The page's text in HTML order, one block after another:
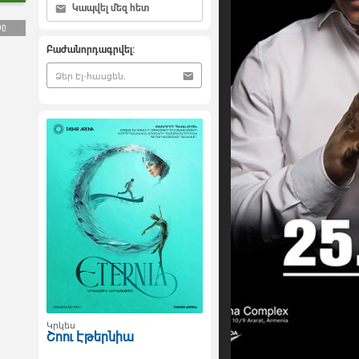
Կապվել մեզ հետ
Բաժանորդագրվել:
Կրկես
Շոու Էթերնիա